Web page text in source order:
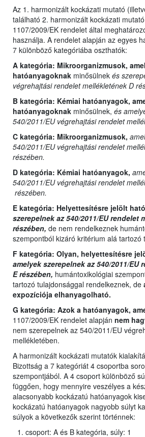
Az 1. harmonizált kockázati mutató
található 2. harmonizált kockázati
1107/2009/EK rendelet által
használja. A rendelet alapján az egyes
7 különböző kategóriába oszthatók:
A kategória: Mikroorganizmusok,
hatóanyagoknak minősülnek és
végrehajtási rendelet mellékletének D
B kategória: Kémiai hatóanyagok,
hatóanyagoknak minősülnek, és
540/2011/EU végrehajtási rendelet
C kategória: Mikroorganizmusok,
540/2011/EU végrehajtási rendelet
részében.
D kategória: Kémiai hatóanyagok,
540/2011/EU végrehajtási rendelet
részében.
E kategória: Helyettesítésre jelölt
szerepelnek az 540/2011/EU rendelet
részében, de nem rendelkeznek
szempontból kizáró kritérium alá tartozó
F kategória: Olyan, helyettesítésre
amelyek szerepelnek az 540/2011/EU
E részében, humántoxikológiai
tartozó tulajdonsággal rendelkeznek, de
expozíciója elhanyagolható.
G kategória: Azok a hatóanyagok,
1107/2009/EK rendelet alapján nem
nem szerepelnek az 540/2011/EU
mellékletében.
A harmonizált kockázati mutatók
Bizottság a 7 kategóriát 4 csoportba
szempontjából. A 4 csoport különböző
függően, hogy mennyire veszélyes a
alacsonyabb kockázatú hatóanyagok
kockázatú hatóanyagok nagyobb súlyt
súlyok a következők szerint történnek:
csoport: A és B kategória, súly: 1